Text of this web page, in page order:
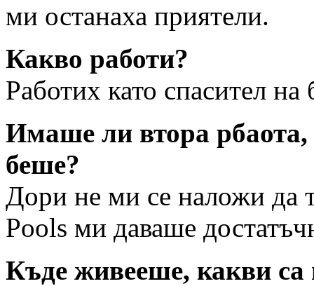
ми останаха приятели.
Какво работи?
Работих като спасител на
Имаше ли втора
беше?
Дори не ми се наложи да
Pools ми даваше
Къде живееше, какви са